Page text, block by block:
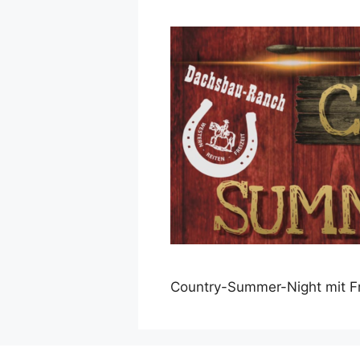
Country-Summer-Night mit